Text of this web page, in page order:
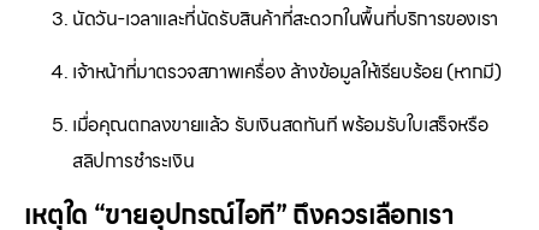
นัดวัน-เวลาและที่นัดรับสินค้าที่สะดวกในพื้นที่บริการของเรา
เจ้าหน้าที่มาตรวจสภาพเครื่อง ล้างข้อมูลให้เรียบร้อย (หากมี)
เมื่อคุณตกลงขายแล้ว รับเงินสดทันที พร้อมรับใบเสร็จหรือ
สลิปการชำระเงิน
เหตุใด “ขายอุปกรณ์ไอที” ถึงควรเลือกเรา